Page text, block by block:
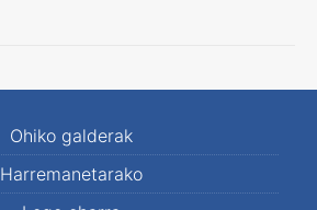
Ohiko galderak
Harremanetarako